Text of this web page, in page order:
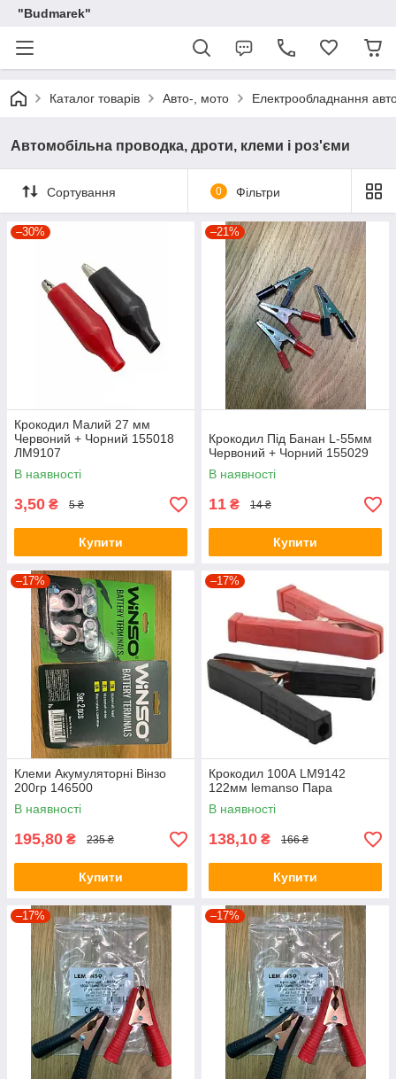
"Budmarek"
Каталог товарів Авто-, мото Електрообладнання
Автомобільна проводка, дроти, клеми і роз'єми
Сортування 0 Фільтри
–30%
Крокодил Малий 27 мм
Червоний + Чорний 155018
ЛМ9107
В наявності
3,50 ₴ 5 ₴
Купити
–21%
Крокодил Під Банан L-55мм
Червоний + Чорний 155029
В наявності
11 ₴ 14 ₴
Купити
–17%
Клеми Акумуляторні Вінзо
200гр 146500
В наявності
195,80 ₴ 235 ₴
Купити
–17%
Крокодил 100А LM9142
122мм lemanso Пара
В наявності
138,10 ₴ 166 ₴
Купити
–17% –17%